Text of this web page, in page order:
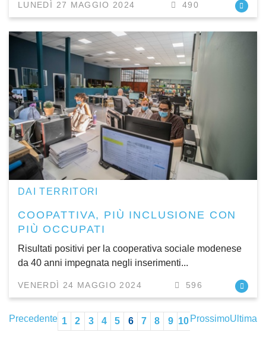
LUNEDÌ 27 MAGGIO 2024 490
DAI TERRITORI
COOPATTIVA, PIÙ INCLUSIONE CON
PIÙ OCCUPATI
Risultati positivi per la cooperativa sociale modenese
da 40 anni impegnata negli inserimenti...
VENERDÌ 24 MAGGIO 2024 596
Precedente 1 2 3 4 5 6 7 8 9 10 ProssimoUltima